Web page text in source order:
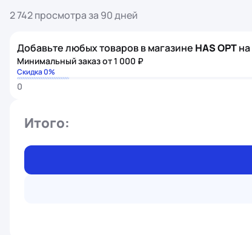
2 742 просмотра за 90 дней
Добавьте любых товаров в магазине HAS OPTна
Минимальный заказ от 1 000 ₽
Скидка 0%
0
Итого: